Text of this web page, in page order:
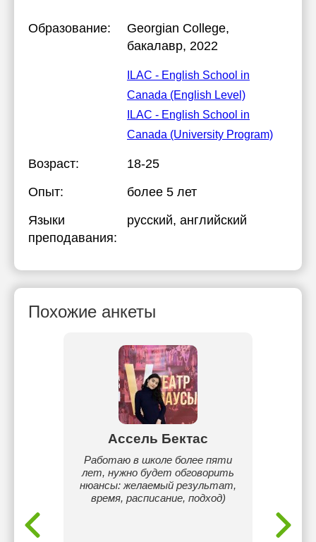
Образование: Georgian College,
бакалавр, 2022
ILAC - English School in
Canada (English Level)
ILAC - English School in
Canada (University Program)
Возраст:
18-25
Опыт:
более 5 лет
Языки
преподавания:
русский, английский
Похожие анкеты
Ассель Бектас
Работаю в школе более пяти
лет, нужно будет обговорить
нюансы: желаемый результат,
время, расписание, подход)
чтобы